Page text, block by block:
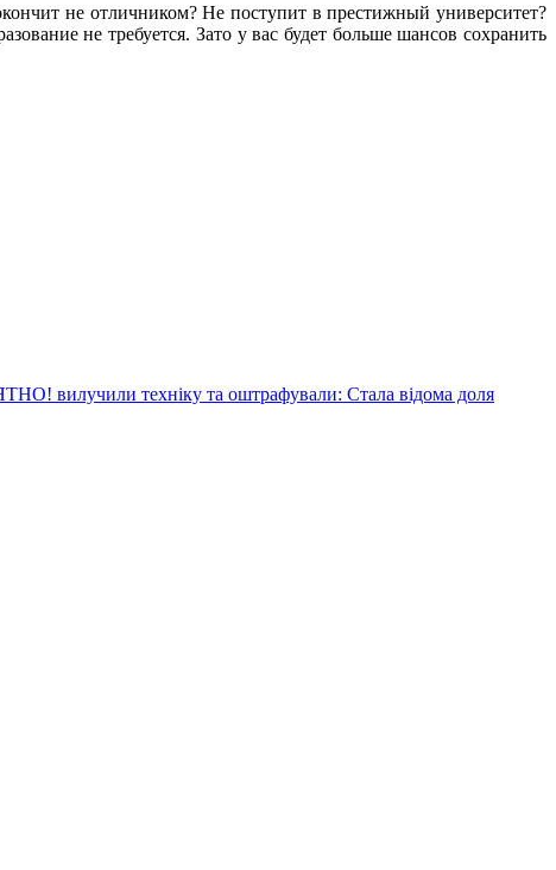
не отличником? Не поступит в престижный университет?
не требуется. Зато у вас будет больше шансов сохранить
вилучили техніку та оштрафували: Стала відома доля